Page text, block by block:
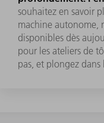
souhaitez en savoir
machine autonome,
disponibles dès
pour les ateliers de
pas, et plongez